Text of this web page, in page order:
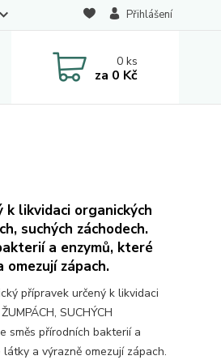
Přihlášení
0ks
za 0 Kč
likvidaci organických
suchých záchodech.
a enzymů, které
zápach.
přípravek určený k likvidaci
SUCHÝCH
směs přírodních bakterií a
a výrazně omezují zápach.